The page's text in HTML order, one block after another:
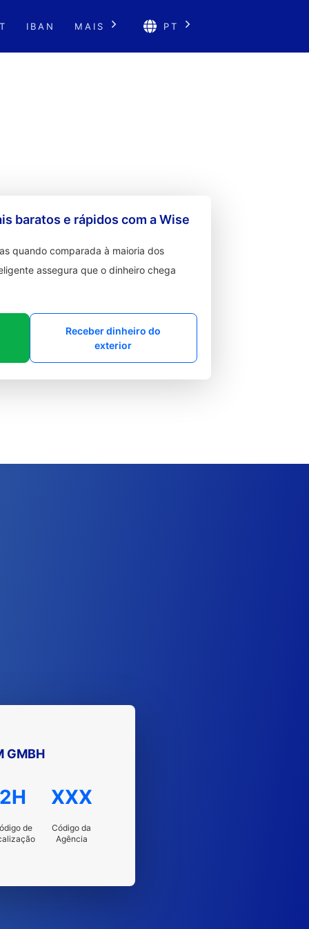
IBAN MAIS PT
baratos e rápidos com a Wise
quando comparada à maioria dos
assegura que o dinheiro chega
Receber dinheiro do
exterior
GMBH
2H
de
XXX
Código da
Agência